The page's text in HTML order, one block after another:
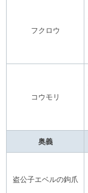
フクロウ
コウモリ
奥義
盗公子エベルの鉤爪